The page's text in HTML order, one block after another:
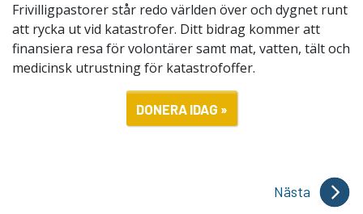
Frivilligpastorer står redo världen över och dygnet runt
att rycka ut vid katastrofer. Ditt bidrag kommer att
finansiera resa för volontärer samt mat, vatten, tält och
medicinsk utrustning för katastrofoffer.
DONERA IDAG »
Nästa